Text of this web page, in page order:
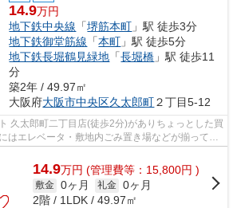
14.9万円
地下鉄中央線 「堺筋本町 」駅 徒歩3分
地下鉄御堂筋線 「本町 」駅 徒歩5分
地下鉄長堀鶴見緑地 「長堀橋 」駅 徒歩11
分
築2年 / 49.97㎡
大阪府大阪市中央区久太郎町２丁目5-12
久太郎町二丁目店(徒歩2分)がありちょっとした買
はエレベータ・敷地内ごみ置き場などが揃ってお
。こちら...
14.9万円 (管理費等：15,800円 )
敷金 0ヶ月 礼金 0ヶ月
2階 / 1LDK / 49.97㎡